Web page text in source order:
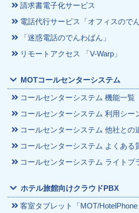
請求書電子化サービス
電話代行サービス「オフィスので
「迷惑電話のでんわばん」
リモートアクセス 「V-Warp」
MOTコールセンターシステム
コールセンターシステム 機能一覧
コールセンターシステム 利用シー
コールセンターシステム 他社との
コールセンターシステム よくある
コールセンターシステム ライトプ
ホテル旅館向けクラウドPBX
客室タブレット「MOT/HotelPhone